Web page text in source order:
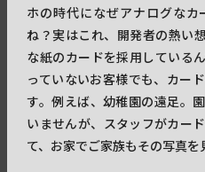
ホの時代になぜアナログなカ
ね？実はこれ、開発者の熱い
な紙のカードを採用している
っていないお客様でも、カー
す。例えば、幼稚園の遠足。
いませんが、スタッフがカー
て、お家でご家族もその写真を